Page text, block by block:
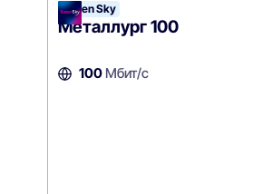
Seven Sky
Металлург 100
100Мбит/с